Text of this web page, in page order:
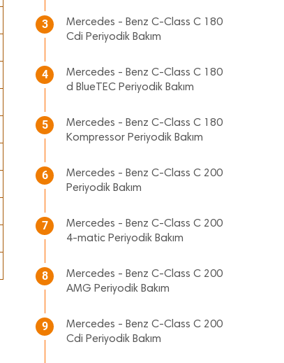
3
Mercedes - Benz C-Class C 180
Cdi Periyodik Bakım
4
Mercedes - Benz C-Class C 180
d BlueTEC Periyodik Bakım
5
Mercedes - Benz C-Class C 180
Kompressor Periyodik Bakım
6
Mercedes - Benz C-Class C 200
Periyodik Bakım
7
Mercedes - Benz C-Class C 200
4-matic Periyodik Bakım
8
Mercedes - Benz C-Class C 200
AMG Periyodik Bakım
9
Mercedes - Benz C-Class C 200
Cdi Periyodik Bakım